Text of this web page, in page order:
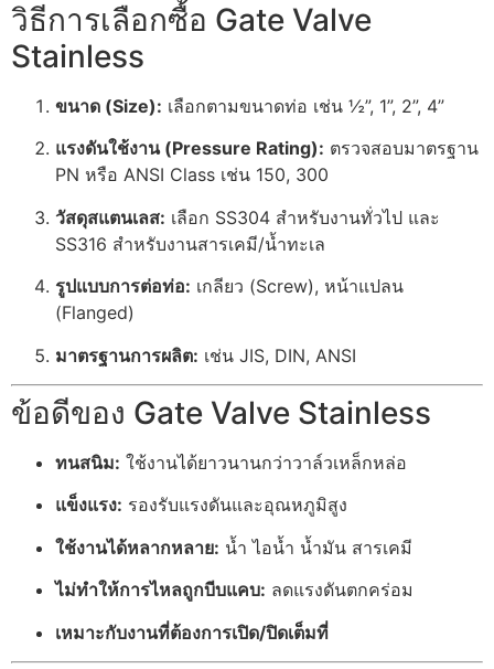
วิธีการเลือกซื้อ Gate Valve
Stainless
ขนาด (Size): เลือกตามขนาดท่อ เช่น ½”, 1”, 2”, 4”
แรงดันใช้งาน (Pressure Rating): ตรวจสอบมาตรฐาน
PN หรือ ANSI Class เช่น 150, 300
วัสดุสแตนเลส: เลือก SS304 สำหรับงานทั่วไป และ
SS316 สำหรับงานสารเคมี/น้ำทะเล
รูปแบบการต่อท่อ: เกลียว (Screw), หน้าแปลน
(Flanged)
มาตรฐานการผลิต: เช่น JIS, DIN, ANSI
ข้อดีของ Gate Valve Stainless
ทนสนิม: ใช้งานได้ยาวนานกว่าวาล์วเหล็กหล่อ
แข็งแรง: รองรับแรงดันและอุณหภูมิสูง
ใช้งานได้หลากหลาย: น้ำ ไอน้ำ น้ำมัน สารเคมี
ไม่ทำให้การไหลถูกบีบแคบ: ลดแรงดันตกคร่อม
เหมาะกับงานที่ต้องการเปิด/ปิดเต็มที่